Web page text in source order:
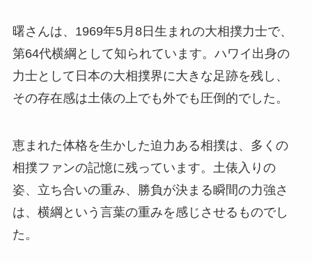
曙さんは、1969年5月8日生まれの大相撲力士で、
第64代横綱として知られています。ハワイ出身の
力士として日本の大相撲界に大きな足跡を残し、
その存在感は土俵の上でも外でも圧倒的でした。
恵まれた体格を生かした迫力ある相撲は、多くの
相撲ファンの記憶に残っています。土俵入りの
姿、立ち合いの重み、勝負が決まる瞬間の力強さ
は、横綱という言葉の重みを感じさせるものでし
た。